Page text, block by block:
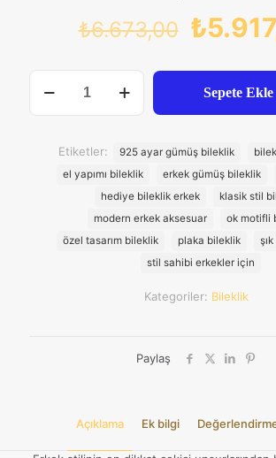
₺6.673,00 Orijinal
₺
Ok
Motifli
Gümüş
Sepete Ekle
Kategoriler: Bileklik
Etiketler: 925 ayar gümüş bileklik
el yapımı bileklik
erkek gümüş bileklik
hediye bileklik erkek
klasik stil
modern erkek aksesuar
ok motifli
özel tasarım bileklik
plaka bileklik
stil sahibi erkekler için
Paylaş
Açıklama Ek bilgi